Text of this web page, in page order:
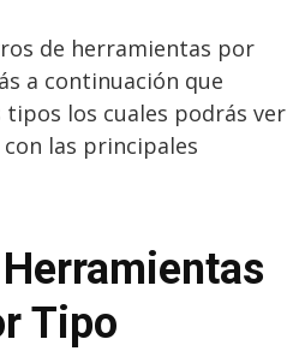
de herramientas por
a continuación que
los cuales podrás ver
las principales
Tipo